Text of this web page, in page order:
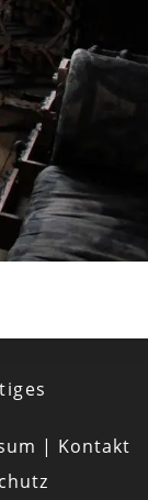
| Kontakt